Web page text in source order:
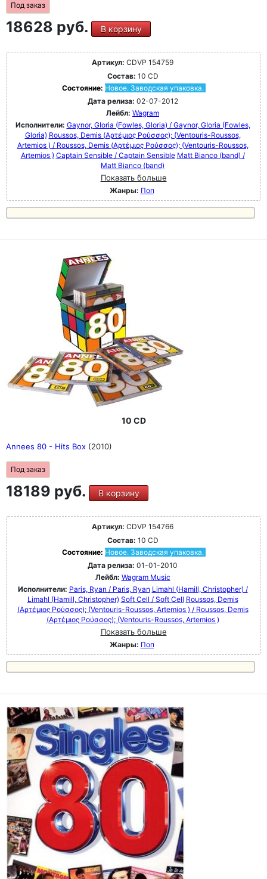
Под заказ
18628 руб. В корзину
Артикул: CDVP 154759
Состав: 10 CD
Состояние: Новое. Заводская упаковка.
Дата релиза: 02-07-2012
Лейбл: Wagram
Исполнители: Gaynor, GIoria (Fowles, Gloria) / Gaynor, GIoria (Fowles,
Gloria) Roussos, Demis (Αρτέμιος Ρούσσος); (Ventouris-Roussos,
Artemios ) / Roussos, Demis (Αρτέμιος Ρούσσος); (Ventouris-Roussos,
Artemios ) Captain Sensible / Captain Sensible Matt Bianco (band) /
Matt Bianco (band)
Показать больше
Жанры: Поп
10 CD
Annees 80 - Hits Box (2010)
Под заказ
18189 руб. В корзину
Артикул: CDVP 154766
Состав: 10 CD
Состояние: Новое. Заводская упаковка.
Дата релиза: 01-01-2010
Лейбл: Wagram Music
Исполнители: Paris, Ryan / Paris, Ryan Limahl (Hamill, Christopher) /
Limahl (Hamill, Christopher) Soft Cell / Soft Cell Roussos, Demis
(Αρτέμιος Ρούσσος); (Ventouris-Roussos, Artemios ) / Roussos, Demis
(Αρτέμιος Ρούσσος); (Ventouris-Roussos, Artemios )
Показать больше
Жанры: Поп